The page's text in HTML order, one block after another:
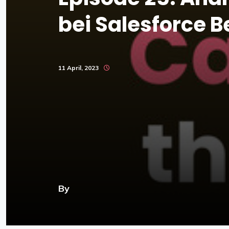
bei Salesforce
11 April, 2023
By